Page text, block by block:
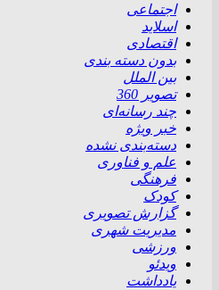
اجتماعی
اسلاید
اقتصادی
بدون دسته بندی
بین الملل
تصویر 360
چند رسانه‌ای
خبر ویژه
دسته‌بندی نشده
علم و فناوری
فرهنگی
کودک
گزارش تصویری
مدیریت شهری
ورزشی
ویدئو
یادداشت